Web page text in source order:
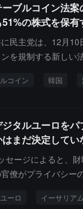
ことが求められ、
査が実施されるこ
察は、これらの措
利用される問題に
がステーブルコイン
は手紙の中で、こ
要件を設けている
ることを企業に強
ステーブルコイン
供する」と指摘し
にのみ個別に対応
に同意した場合で
あり、これらの基
執行機関の要求を
ブルコイン法
の株式を保有
民主党は、12月
を規制する新しい
案の草案は商業銀
）、金融サービ
び銀行業界の間の
した。政府が行動
国会が主導し、立
上の株式を保有す
コイン 韓国
タルユーロを
まだ決定してい
セージによると、
僚がプライバシー
クチェーン上でデ
ーロ イーサリアム